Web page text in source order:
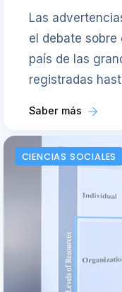
Las
el debate sobre
país de las
registradas
Saber más
CIENCIAS SOCIALES